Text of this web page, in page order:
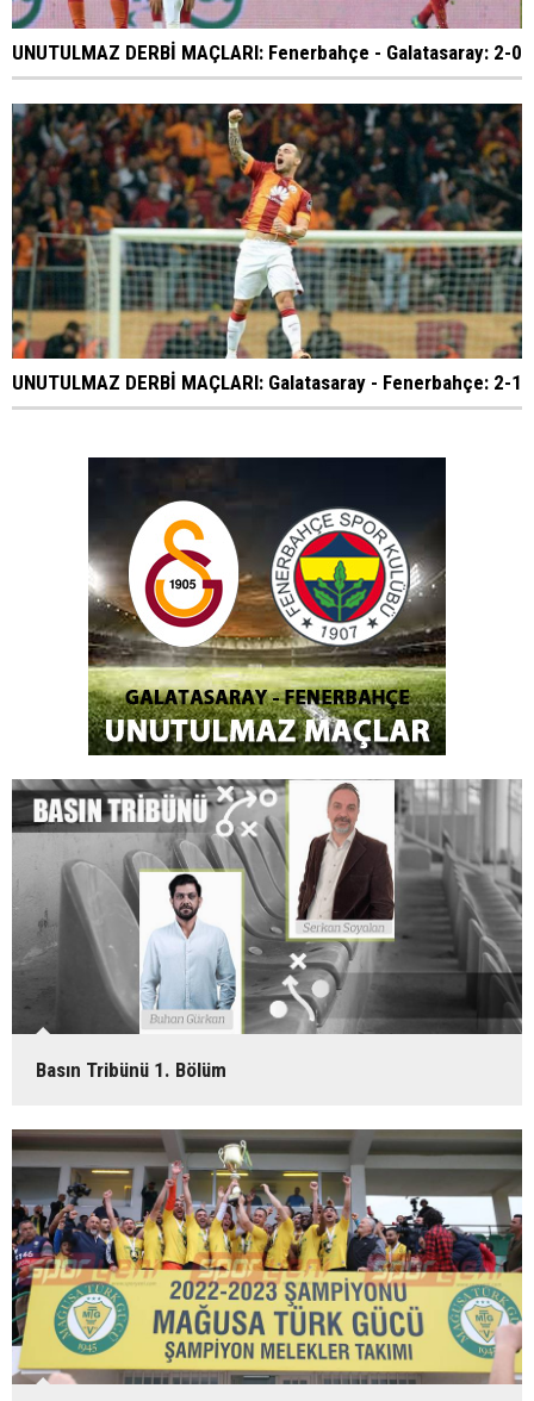
UNUTULMAZ DERBİ MAÇLARI: Fenerbahçe - Galatasaray: 2-0
UNUTULMAZ DERBİ MAÇLARI: Galatasaray - Fenerbahçe: 2-1
Basın Tribünü 1. Bölüm